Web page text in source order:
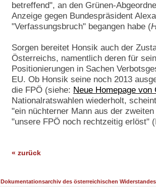
betreffend", an den Grünen-
Anzeige gegen Bundespräsident
"Verfassungsbruch" begangen habe (
Sorgen bereitet Honsik auch der
Österreichs, namentlich deren für
Positionierungen in Sachen
EU. Ob Honsik seine noch 2013
die FPÖ (siehe: Neue Homepage von
Nationalratswahlen wiederholt,
"ein nüchterner Mann aus der
"unsere FPÖ noch rechtzeitig erlöst"
« zurück
Dokumentationsarchiv des österreichischen Widerstandes